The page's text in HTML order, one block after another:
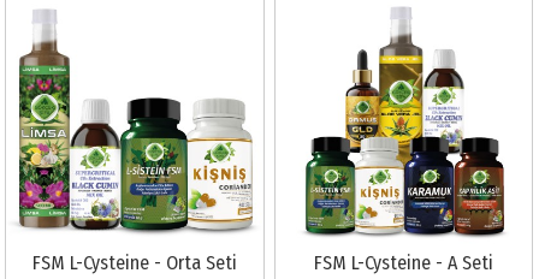
FSM L-Cysteine - Orta Seti FSM L-Cysteine - A Seti